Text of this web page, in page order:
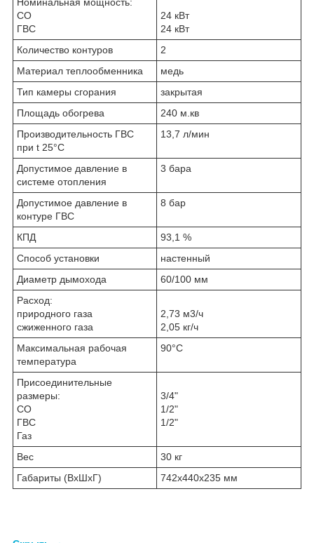
Номинальная мощность:
СО
ГВС
24 кВт
24 кВт
Количество контуров
2
Материал теплообменника
медь
Тип камеры сгорания
закрытая
Площадь обогрева
240 м.кв
Производительность ГВС
при t 25°С
13,7 л/мин
Допустимое давление в
системе отопления
3 бара
Допустимое давление в
контуре ГВС
8 бар
КПД
93,1 %
Способ установки
настенный
Диаметр дымохода
60/100 мм
Расход:
природного газа
сжиженного газа
2,73 м3/ч
2,05 кг/ч
Максимальная рабочая
температура
90°С
Присоединительные
размеры:
СО
ГВС
Газ
3/4"
1/2"
1/2"
Вес
30 кг
Габариты (ВхШхГ)
742х440х235 мм